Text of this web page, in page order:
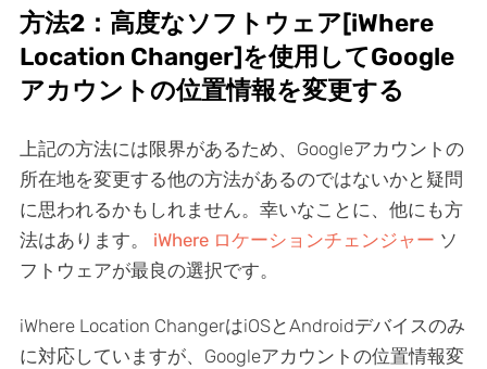
方法2：高度なソフトウェア[iWhere
Location Changer]を使用してGoogle
アカウントの位置情報を変更する
上記の方法には限界があるため、Googleアカウントの
所在地を変更する他の方法があるのではないかと疑問
に思われるかもしれません。幸いなことに、他にも方
法はあります。 iWhere ロケーションチェンジャー ソ
フトウェアが最良の選択です。
iWhere Location ChangerはiOSとAndroidデバイスのみ
に対応していますが、Googleアカウントの位置情報変